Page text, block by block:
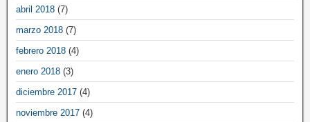
abril 2018 (7)
marzo 2018 (7)
febrero 2018 (4)
enero 2018 (3)
diciembre 2017 (4)
noviembre 2017 (4)